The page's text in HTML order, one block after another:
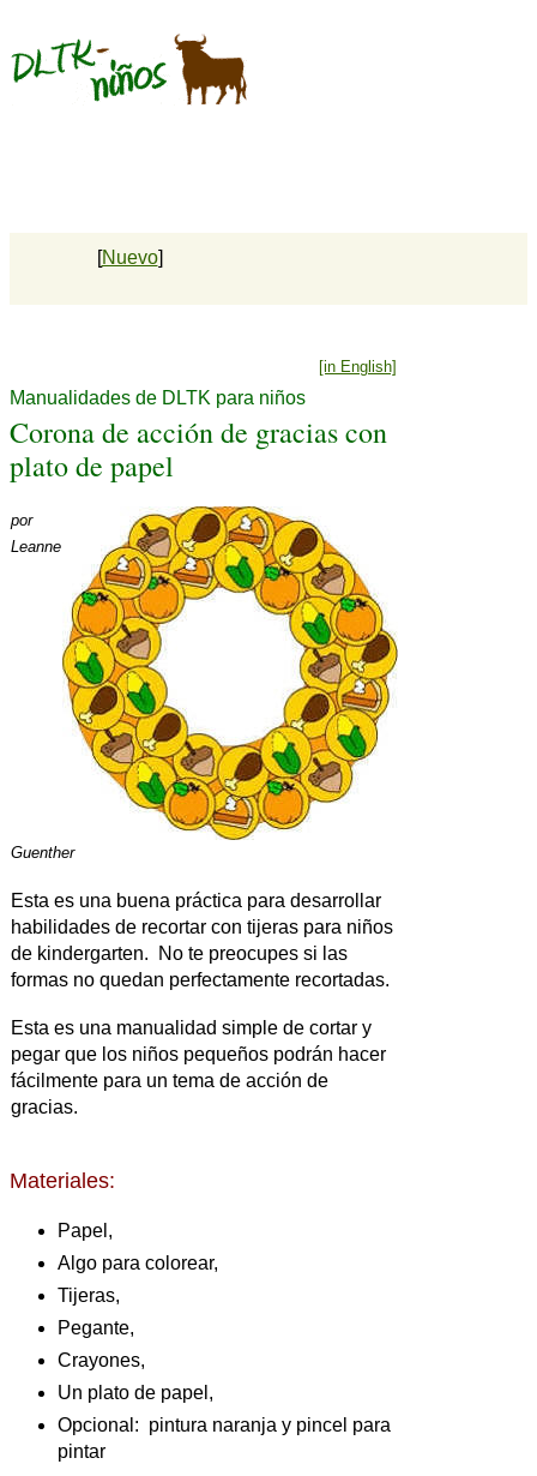
[Nuevo]
[in English]
Manualidades de DLTK para niños
Corona de acción de gracias con
plato de papel
por
Leanne
Guenther
Esta es una buena práctica para desarrollar
habilidades de recortar con tijeras para niños
de kindergarten. No te preocupes si las
formas no quedan perfectamente recortadas.
Esta es una manualidad simple de cortar y
pegar que los niños pequeños podrán hacer
fácilmente para un tema de acción de
gracias.
Materiales:
Papel,
Algo para colorear,
Tijeras,
Pegante,
Crayones,
Un plato de papel,
Opcional: pintura naranja y pincel para
pintar